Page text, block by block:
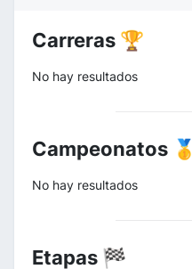
Carreras 🏆
No hay resultados
Campeonatos 🥇
No hay resultados
Etapas 🏁